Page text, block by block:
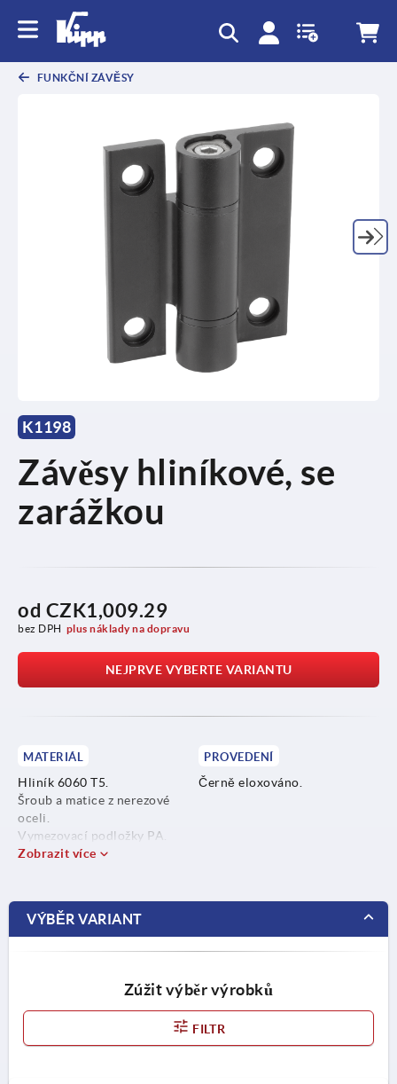
FUNKČNÍ ZÁVĚSY
K1198
Závěsy hliníkové, se
zarážkou
od CZK1,009.29
bez DPH plus náklady na dopravu
NEJPRVE VYBERTE VARIANTU
MATERIÁL
Hliník 6060 T5.
Šroub a matice z nerezové
oceli.
Vymezovací podložky PA.
PROVEDENÍ
Černě eloxováno.
Zobrazit více
VÝBĚR VARIANT
Zúžit výběr výrobků
FILTR